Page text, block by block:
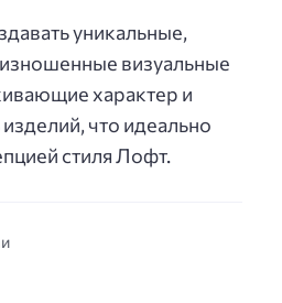
уникальные,
визуальные
характер и
что идеально
стиля Лофт.